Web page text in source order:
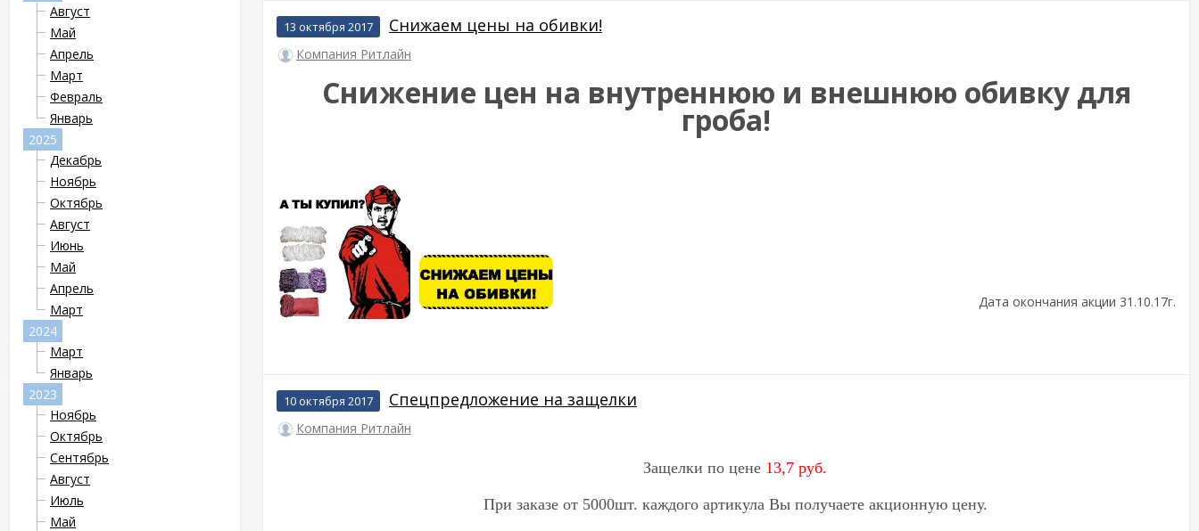
Август
Май
Апрель
Март
Февраль
Январь
2025
Декабрь
Ноябрь
Октябрь
Август
Июнь
Май
Апрель
Март
2024
Март
Январь
2023
Ноябрь
Октябрь
Сентябрь
Август
Июль
Май
13 октября 2017 Снижаем цены на обивки!
Компания Ритлайн
Снижение цен на внутреннюю и внешнюю обивку для
гроба!
Дата окончания акции 31.10.17г.
10 октября 2017 Спецпредложение на защелки
Компания Ритлайн
Защелки по цене 13,7 руб.
При заказе от 5000шт. каждого артикула Вы получаете акционную цену.